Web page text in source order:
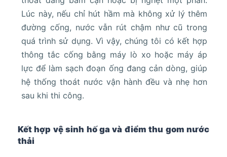
Lúc này, nếu chỉ hút hầm mà không xử lý thêm
đường cống, nước vẫn rút chậm như cũ trong
quá trình sử dụng. Vì vậy, chúng tôi có kết hợp
thông tắc cống bằng máy lò xo hoặc máy áp
lực để làm sạch đoạn ống đang cản dòng, giúp
hệ thống thoát nước vận hành đều và nhẹ hơn
sau khi thi công.
Kết hợp vệ sinh hố ga và điểm thu gom nước
thải